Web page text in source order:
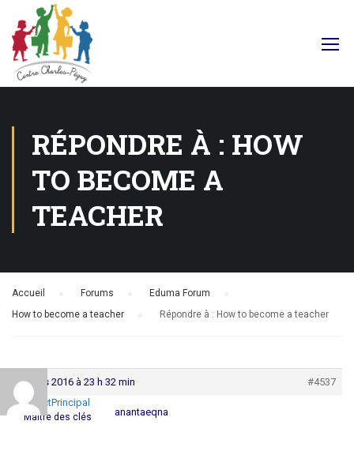
RÉPONDRE À : HOW
TO BECOME A
TEACHER
Accueil Forums Eduma Forum
How to become a teacher
Répondre à : How to become a teacher
7 mars 2016 à 23 h 32 min
#4537
ContactPrincipal
Maître des clés anantaeqna